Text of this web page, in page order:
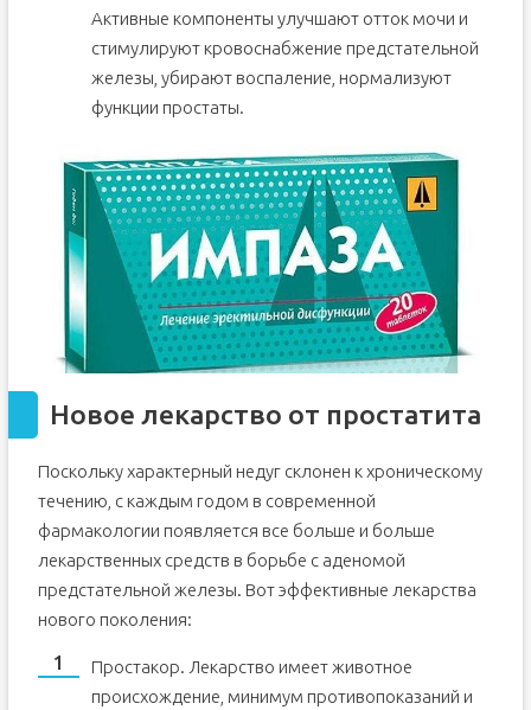
Активные компоненты улучшают отток мочи и
стимулируют кровоснабжение предстательной
железы, убирают воспаление, нормализуют
функции простаты.
Новое лекарство от простатита
Поскольку характерный недуг склонен к хроническому
течению, с каждым годом в современной
фармакологии появляется все больше и больше
лекарственных средств в борьбе с аденомой
предстательной железы. Вот эффективные лекарства
нового поколения:
Простакор. Лекарство имеет животное
происхождение, минимум противопоказаний и